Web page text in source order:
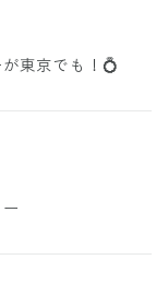
東京でも！💍